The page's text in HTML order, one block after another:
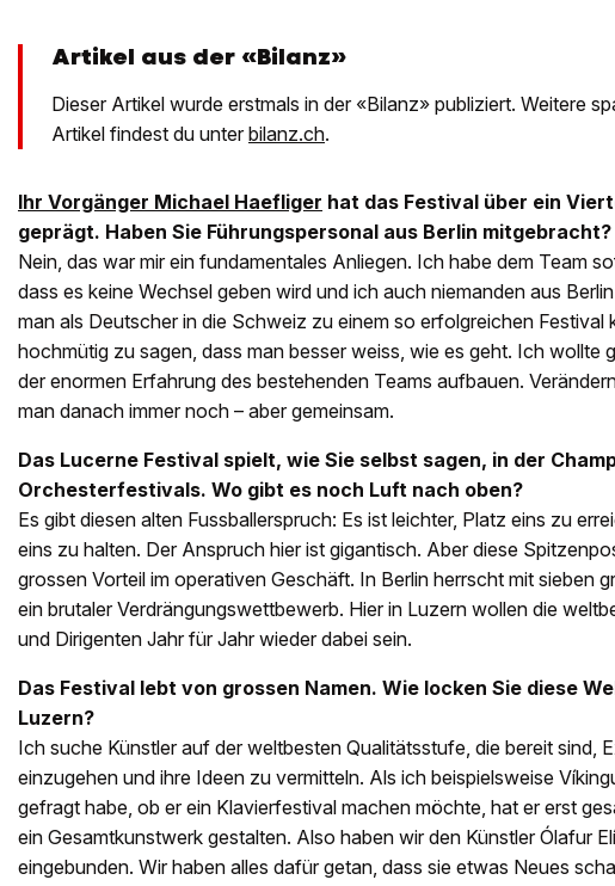
Artikel aus der «Bilanz»
Dieser Artikel wurde erstmals in der «Bilanz» publiziert. Weitere
Artikel findest du unter bilanz.ch.
Ihr Vorgänger Michael Haefliger hat das Festival über ein
geprägt. Haben Sie Führungspersonal aus Berlin mitgebracht?
Nein, das war mir ein fundamentales Anliegen. Ich habe dem Team
dass es keine Wechsel geben wird und ich auch niemanden aus
man als Deutscher in die Schweiz zu einem so erfolgreichen Festival
hochmütig zu sagen, dass man besser weiss, wie es geht. Ich wollte
der enormen Erfahrung des bestehenden Teams aufbauen.
man danach immer noch – aber gemeinsam.
Das Lucerne Festival spielt, wie Sie selbst sagen, in der
Orchesterfestivals. Wo gibt es noch Luft nach oben?
Es gibt diesen alten Fussballerspruch: Es ist leichter, Platz eins zu
eins zu halten. Der Anspruch hier ist gigantisch. Aber diese
grossen Vorteil im operativen Geschäft. In Berlin herrscht mit sieben
ein brutaler Verdrängungswettbewerb. Hier in Luzern wollen die
und Dirigenten Jahr für Jahr wieder dabei sein.
Das Festival lebt von grossen Namen. Wie locken Sie diese
Luzern?
Ich suche Künstler auf der weltbesten Qualitätsstufe, die bereit sind,
einzugehen und ihre Ideen zu vermitteln. Als ich beispielsweise
gefragt habe, ob er ein Klavierfestival machen möchte, hat er erst
ein Gesamtkunstwerk gestalten. Also haben wir den Künstler Ólafur
eingebunden. Wir haben alles dafür getan, dass sie etwas Neues